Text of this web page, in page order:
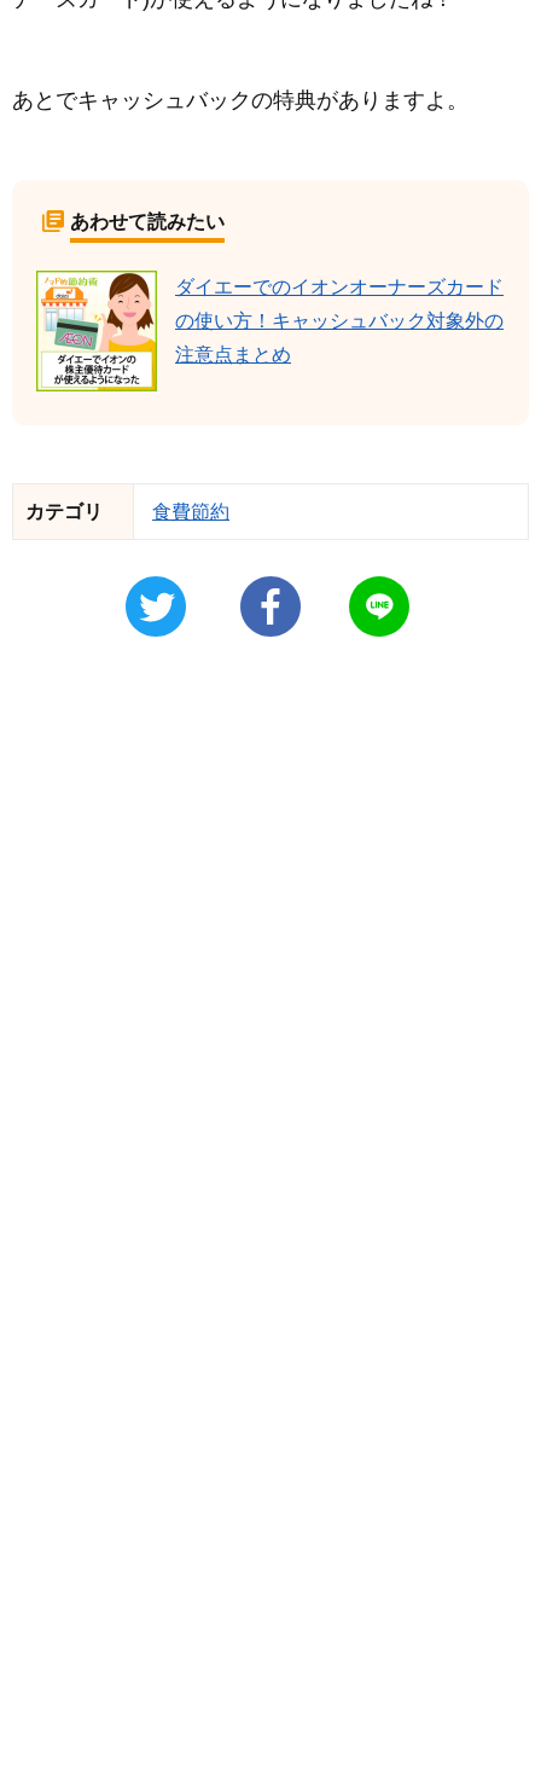
あとでキャッシュバックの特典がありますよ。
あわせて読みたい
ダイエーでのイオンオーナーズカード
の使い方！キャッシュバック対象外の
注意点まとめ
カテゴリ 食費節約